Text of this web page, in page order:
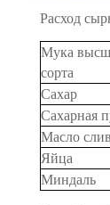
Расход
Мука
copтa
Сахар
Сахарная
Масло
Яйца
Миндаль